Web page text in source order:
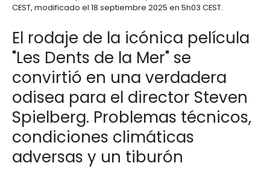
CEST, modificado el 18 septiembre 2025 en 5h03 CEST.
El rodaje de la icónica película
"Les Dents de la Mer" se
convirtió en una verdadera
odisea para el director Steven
Spielberg. Problemas técnicos,
condiciones climáticas
adversas y un tiburón